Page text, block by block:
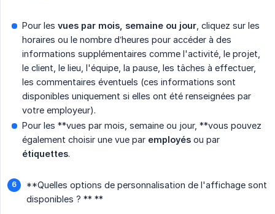
Pour les vues par mois, semaine ou jour , cliquez sur les
horaires ou le nombre d’heures pour accéder à des
informations supplémentaires comme l'activité, le projet,
le client, le lieu, l'équipe, la pause, les tâches à effectuer,
les commentaires éventuels (ces informations sont
disponibles uniquement si elles ont été renseignées par
votre employeur).
Pour les **vues par mois, semaine ou jour, **vous pouvez
également choisir une vue par employés ou par
étiquettes.
**Quelles options de personnalisation de l'affichage sont
disponibles ? ** **